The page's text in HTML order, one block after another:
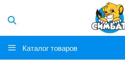
Каталог товаров